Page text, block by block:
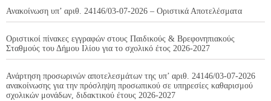
Ανακοίνωση υπ’ αριθ. 24146/03-07-2026 – Οριστικά Αποτελέσματα
Οριστικοί πίνακες εγγραφών στους Παιδικούς & Βρεφονηπιακούς
Σταθμούς του Δήμου Ιλίου για το σχολικό έτος 2026-2027
Ανάρτηση προσωρινών αποτελεσμάτων της υπ’ αριθ. 24146/03-07-2026
ανακοίνωσης για την πρόσληψη προσωπικού σε υπηρεσίες καθαρισμού
σχολικών μονάδων, διδακτικού έτους 2026-2027